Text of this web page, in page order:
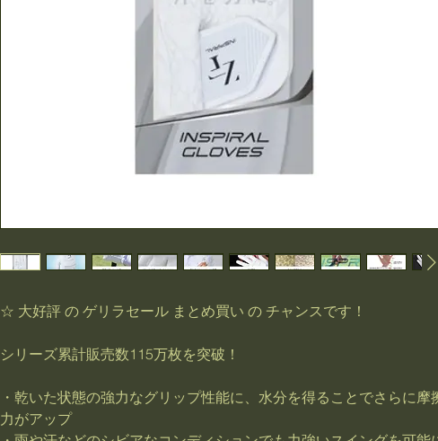
☆ 大好評 の ゲリラセール まとめ買い の チャンスです！
シリーズ累計販売数115万枚を突破！
・乾いた状態の強力なグリップ性能に、水分を得ることでさらに摩
力がアップ